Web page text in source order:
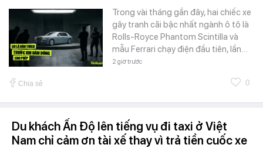
Trong vài tháng gần đây, hai chiếc xe
gây tranh cãi bậc nhất ngành ô tô là
Rolls-Royce Phantom Scintilla và
mẫu Ferrari chạy điện đầu tiên, lần…
2 giờ trước
Chia sẻ 0
Du khách Ấn Độ lên tiếng vụ đi taxi ở Việt
Nam chỉ cảm ơn tài xế thay vì trả tiền cuốc xe